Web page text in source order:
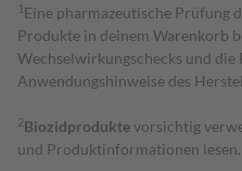
1 Eine pharmazeutische Prüfung
Produkte in deinem Warenkorb
Wechselwirkungschecks und die
Anwendungshinweise des
2Biozidproduktevorsichtig
und Produktinformationen lesen.